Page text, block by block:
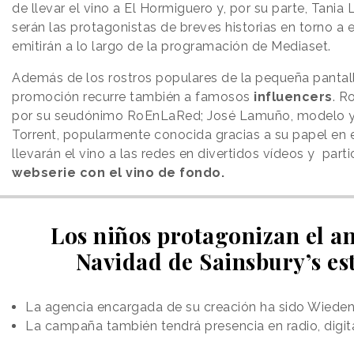
de llevar el vino a El Hormiguero y, por su parte, Tania
serán las protagonistas de breves historias en torno a
emitirán a lo largo de la programación de Mediaset.
Además de los rostros populares de la pequeña
promoción recurre también a famosos influencers.
por su seudónimo RoEnLaRed; José Lamuño, modelo
Torrent, popularmente conocida gracias a su papel en
llevarán el vino a las redes en divertidos vídeos y
webserie con el vino de fondo.
Los niños protagonizan el
Navidad de Sainsbury’s
La agencia encargada de su creación ha sido
La campaña también tendrá presencia en radio,